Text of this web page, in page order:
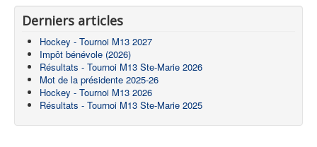
Derniers articles
Hockey - Tournoi M13 2027
Impôt bénévole (2026)
Résultats - Tournoi M13 Ste-Marie 2026
Mot de la présidente 2025-26
Hockey - Tournoi M13 2026
Résultats - Tournoi M13 Ste-Marie 2025